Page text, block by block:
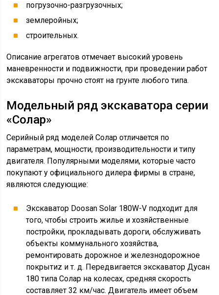
погрузочно-разгрузочных;
землеройных;
строительных.
Описание агрегатов отмечает высокий уровень
маневренности и подвижности, при проведении работ
экскаваторы прочно стоят на грунте любого типа.
Модельный ряд экскаватора серии
«Солар»
Серийный ряд моделей Солар отличается по
параметрам, мощности, производительности и типу
двигателя. Популярными моделями, которые часто
покупают у официального дилера фирмы в стране,
являются следующие:
Экскаватор Doosan Solar 180W-V подходит для
того, чтобы строить жилье и хозяйственные
постройки, прокладывать дороги, обслуживать
объекты коммунального хозяйства,
ремонтировать дорожное и железнодорожное
покрытиz и т. д. Передвигается экскаватор Дусан
180 типа Солар на колесах, средняя скорость
составляет 32 км/час. Двигатель имеет объем